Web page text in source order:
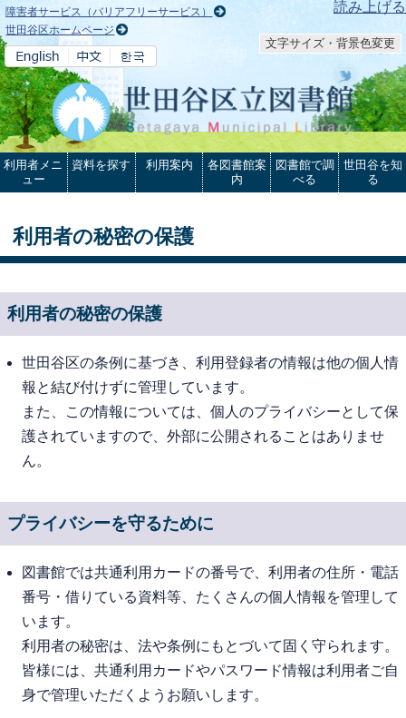
本文へ 読み上げる
障害者サービス（バリアフリーサービス）
世田谷区ホームページ
文字サイズ・背景色変更
利用者メニ
ュー
資料を探す 利用案内
各図書館案
内
図書館で調
べる
世田谷を知
る
利用者の秘密の保護
利用者の秘密の保護
世田谷区の条例に基づき、利用登録者の情報は他の個人情
報と結び付けずに管理しています。
また、この情報については、個人のプライバシーとして保
護されていますので、外部に公開されることはありませ
ん。
プライバシーを守るために
図書館では共通利用カードの番号で、利用者の住所・電話
番号・借りている資料等、たくさんの個人情報を管理して
います。
利用者の秘密は、法や条例にもとづいて固く守られます。
皆様には、共通利用カードやパスワード情報は利用者ご自
身で管理いただくようお願いします。